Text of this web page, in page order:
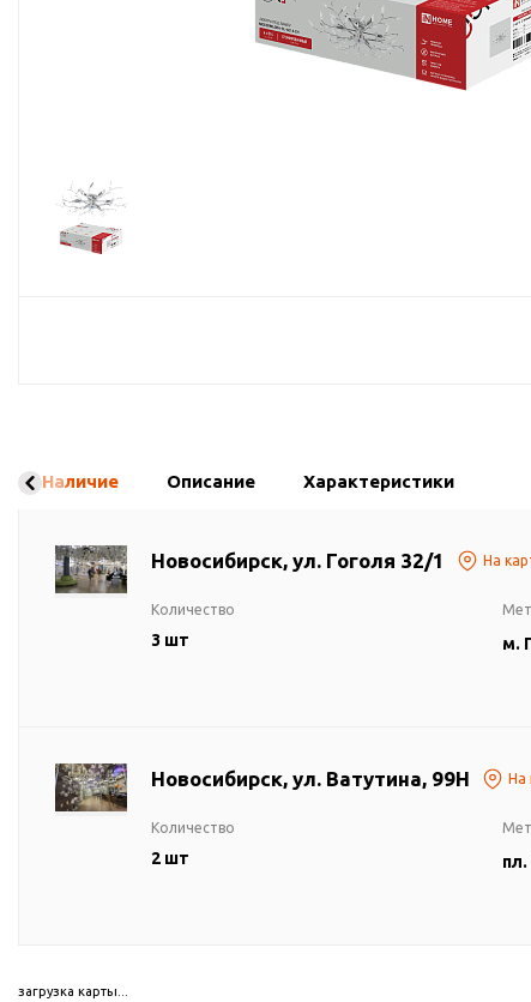
Прожекторы
Ночники
Наличие Описание Характеристики
Новосибирск, ул. Гоголя 32/1 На
Количество
3 шт м.
Новосибирск, ул. Ватутина, 99Н На
Количество
2 шт
загрузка карты...